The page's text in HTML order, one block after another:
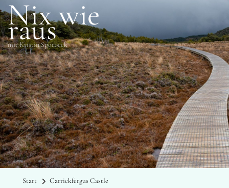
Nix wie
raus
mit Kristin Sporbeck
SCHLAGWÖRTER
Carrickfergus Castle
Start Carrickfergus Castle